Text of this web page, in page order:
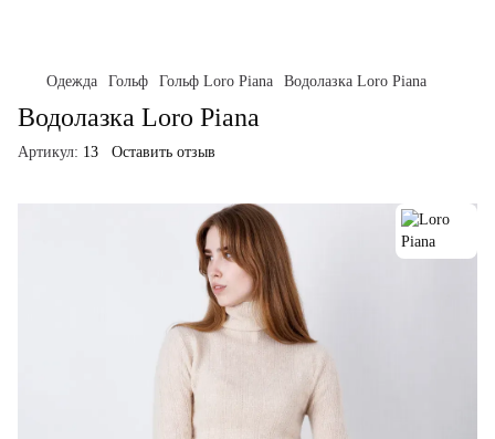
Одежда Гольф Гольф Loro Piana Водолазка Loro Piana
Водолазка Loro Piana
Артикул: 13 Оставить отзыв